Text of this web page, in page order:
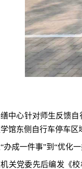
中心针对师生反馈
馆东侧自行车停车区
办成一件事”到“优化
关党委先后编发《